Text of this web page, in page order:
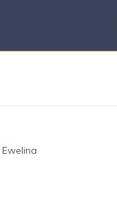
Ewelina